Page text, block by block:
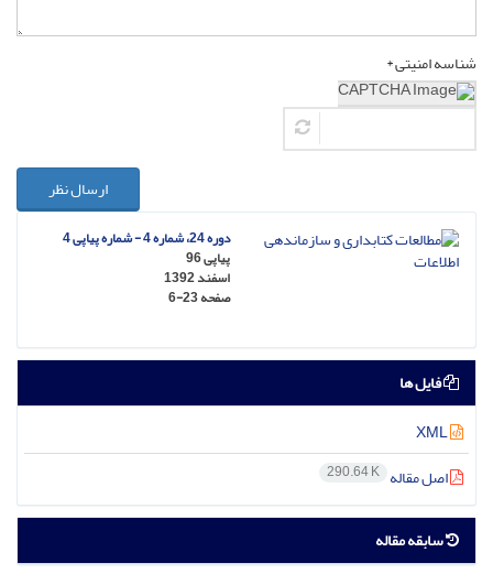
شناسه امنیتی *
ارسال نظر
دوره 24، شماره 4 - شماره پیاپی 4
پیاپی 96
اسفند 1392
صفحه6-23
فایل ها
اصل مقاله 290.64 K
سابقه مقاله